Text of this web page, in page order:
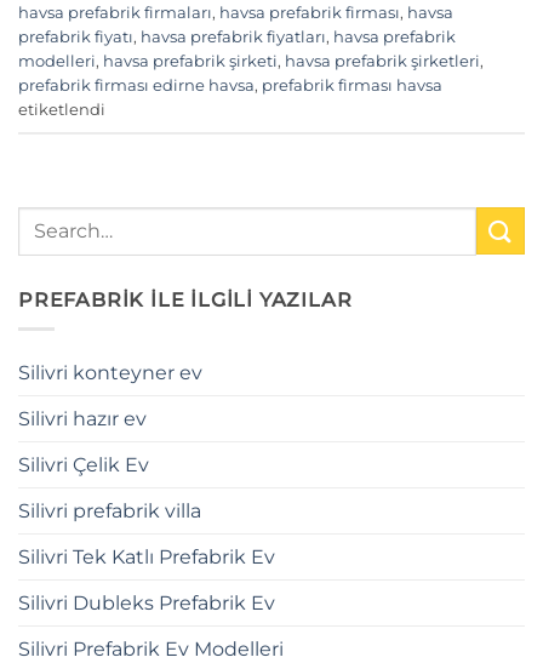
havsa prefabrik firmaları, havsa prefabrik firması, havsa
prefabrik fiyatı, havsa prefabrik fiyatları, havsa prefabrik
modelleri, havsa prefabrik şirketi, havsa prefabrik şirketleri,
prefabrik firması edirne havsa, prefabrik firması havsa
etiketlendi
PREFABRİK İLE İLGİLİ YAZILAR
Silivri konteyner ev
Silivri hazır ev
Silivri Çelik Ev
Silivri prefabrik villa
Silivri Tek Katlı Prefabrik Ev
Silivri Dubleks Prefabrik Ev
Silivri Prefabrik Ev Modelleri